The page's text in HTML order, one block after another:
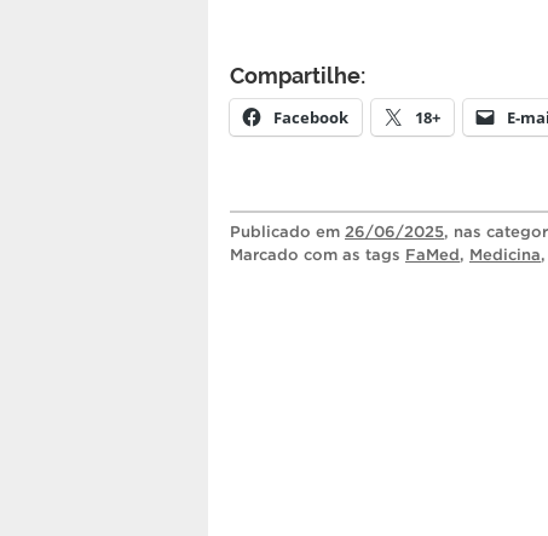
Compartilhe:
Facebook 18+ E-
Publicado em 26/06/2025, nas
Marcado com as tags FaMed, Medicina,